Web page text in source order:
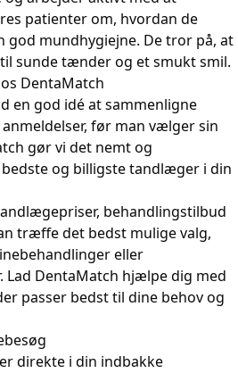
patienter om, hvordan de
god mundhygiejne. De tror på, at
sunde tænder og et smukt smil.
DentaMatch
en god idé at sammenligne
før man vælger sin
gør vi det nemt og
og billigste tandlæger i din
behandlingstilbud
træffe det bedst mulige valg,
eller
Lad DentaMatch hjælpe dig med
passer bedst til dine behov og
direkte i din indbakke